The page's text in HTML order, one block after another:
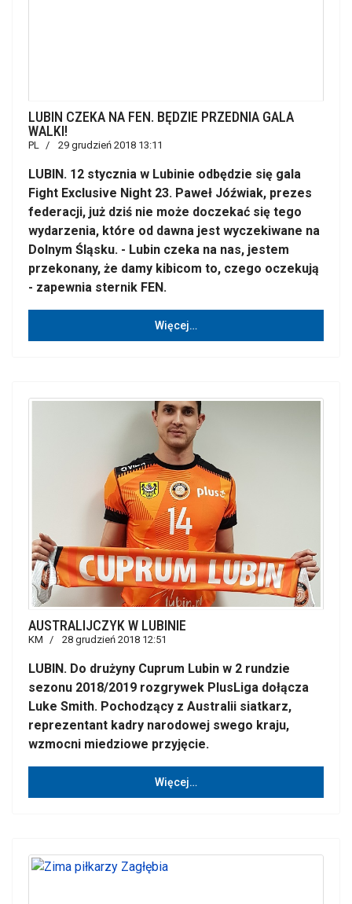
LUBIN CZEKA NA FEN. BĘDZIE PRZEDNIA GALA
WALKI!
PL 29 grudzień 2018 13:11
LUBIN. 12 stycznia w Lubinie odbędzie się gala
Fight Exclusive Night 23. Paweł Jóźwiak, prezes
federacji, już dziś nie może doczekać się tego
wydarzenia, które od dawna jest wyczekiwane na
Dolnym Śląsku. - Lubin czeka na nas, jestem
przekonany, że damy kibicom to, czego oczekują
- zapewnia sternik FEN.
Więcej…
AUSTRALIJCZYK W LUBINIE
KM 28 grudzień 2018 12:51
LUBIN. Do drużyny Cuprum Lubin w 2 rundzie
sezonu 2018/2019 rozgrywek PlusLiga dołącza
Luke Smith. Pochodzący z Australii siatkarz,
reprezentant kadry narodowej swego kraju,
wzmocni miedziowe przyjęcie.
Więcej…